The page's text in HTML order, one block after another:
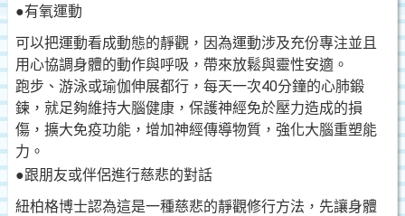
●有氧運動
可以把運動看成動態的靜觀，因為運動涉及充份專注並且
用心協調身體的動作與呼吸，帶來放鬆與靈性安適。
跑步、游泳或瑜伽伸展都行，每天一次40分鐘的心肺鍛
鍊，就足夠維持大腦健康，保護神經免於壓力造成的損
傷，擴大免疫功能，增加神經傳導物質，強化大腦重塑能
力。
●跟朋友或伴侶進行慈悲的對話
紐柏格博士認為這是一種慈悲的靜觀修行方法，先讓身體